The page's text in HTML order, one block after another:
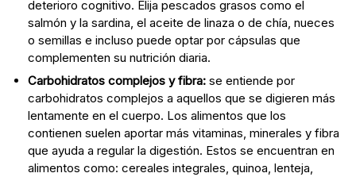
deterioro cognitivo. Elija pescados grasos como el
salmón y la sardina, el aceite de linaza o de chía, nueces
o semillas e incluso puede optar por cápsulas que
complementen su nutrición diaria.
Carbohidratos complejos y fibra: se entiende por
carbohidratos complejos a aquellos que se digieren más
lentamente en el cuerpo. Los alimentos que los
contienen suelen aportar más vitaminas, minerales y fibra
que ayuda a regular la digestión. Estos se encuentran en
alimentos como: cereales integrales, quinoa, lenteja,